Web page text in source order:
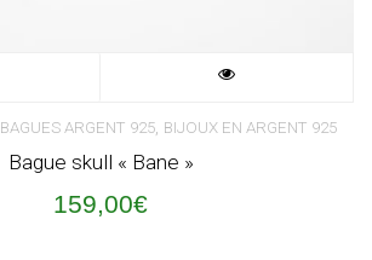
BAGUES ARGENT 925, BIJOUX EN ARGENT 925
Bague skull « Bane »
159,00€